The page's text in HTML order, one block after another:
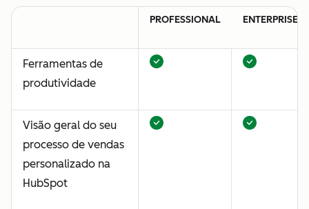
PROFESSIONAL ENTERPRISE
Ferramentas de
produtividade
Visão geral do seu
processo de vendas
personalizado na
HubSpot